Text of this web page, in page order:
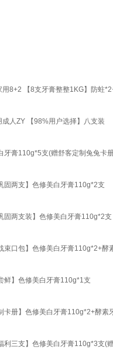
8+2 【8支牙膏整整1KG】防蛀
人ZY 【98%用户选择】八支装
牙膏110g*5支(赠舒客定制兔兔卡
固两支】色修美白牙膏110g*2支
固两支装】色修美白牙膏110g*2支
束口包】色修美白牙膏110g*2+酵
鲜】色修美白牙膏110g*1支
卡册】色修美白牙膏110g*2+酵素
利三支】色修美白牙膏110g*3支(